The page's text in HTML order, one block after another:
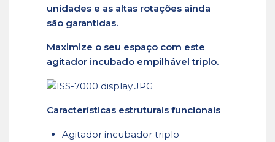
unidades e as altas rotações ainda
são garantidas.
Maximize o seu espaço com este
agitador incubado empilhável triplo.
Características estruturais funcionais
Agitador incubador triplo